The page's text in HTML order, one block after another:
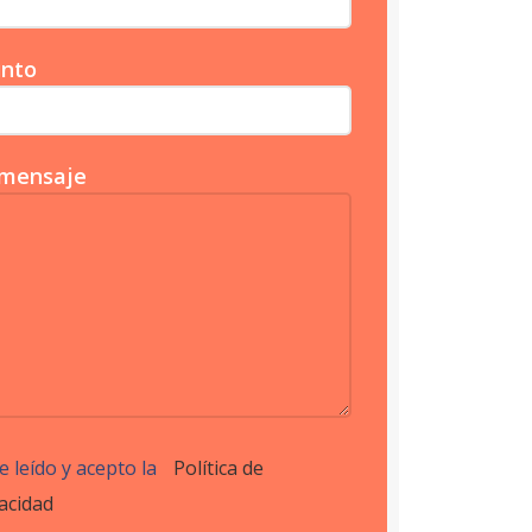
leído y acepto la
Política de